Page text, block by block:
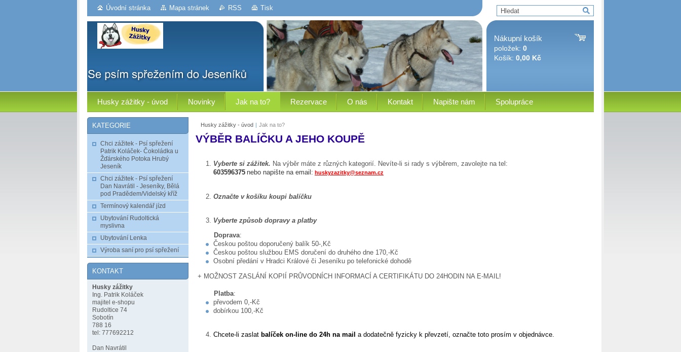
Úvodní stránka Mapa stránek RSS Tisk
Nákupní košík
položek: 0
Košík: 0,00 Kč
Husky zážitky - úvod Novinky Jak na to? Rezervace O nás Kontakt Napište nám Spolupráce
Husky zážitky - úvod | Jak na to?
VÝBĚR BALÍČKU A JEHO KOUPĚ
Vyberte si zážitek. Na výběr máte z různých kategorií. Nevíte-li si rady s výběrem, zavolejte na tel:
603596375 nebo napište na email: huskyzazitky@seznam.cz
Označte v košíku koupi balíčku
Vyberte způsob dopravy a platby
Doprava:
Českou poštou doporučený balík 50-,Kč
Českou poštou službou EMS doručení do druhého dne 170,-Kč
Osobní předání v Hradci Králové či Jeseníku po telefonické dohodě
+ MOŽNOST ZASLÁNÍ KOPIÍ PRŮVODNÍCH INFORMACÍ A CERTIFIKÁTU DO 24HODIN NA E-MAIL!
Platba:
převodem 0,-Kč
dobírkou 100,-Kč
Chcete-li zaslat balíček on-line do 24h na mail a dodatečně fyzicky k převzetí, označte toto prosím v objednávce.
KATEGORIE
Chci zážitek - Psí spřežení
Patrik Koláček- Čokoládka u
Žďárského Potoka Hrubý
Jeseník
Chci zážitek - Psí spřežení
Dan Navrátil - Jeseníky, Bělá
pod Pradědem/Videlský kříž
Termínový kalendář jízd
Ubytování Rudoltická
myslivna
Ubytování Lenka
Výroba saní pro psí spřežení
KONTAKT
Husky zážitky
Ing. Patrik Koláček
majitel e-shopu
Rudoltice 74
Sobotín
788 16
tel: 777692212
Dan Navrátil